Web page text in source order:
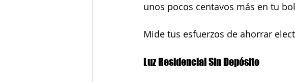
unos pocos centavos más en tu
Mide tus esfuerzos de ahorrar
Luz Residencial Sin Depósito